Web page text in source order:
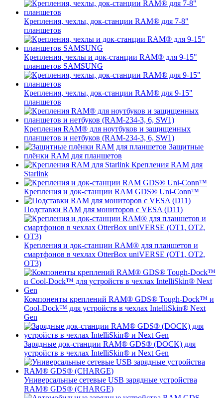
Крепления, чехлы, док-станции RAM® для 7-8"
планшетов
Крепления, чехлы и док-станции RAM® для 9-15"
планшетов SAMSUNG
Крепления, чехлы, док-станции RAM® для 9-15"
планшетов
Крепления RAM® для ноутбуков и защищенных
планшетов и нетбуков (RAM-234-3, 6, SW1)
Защитные
плёнки RAM для планшетов
Крепления RAM для
Starlink
Крепления и док-станции RAM GDS® Uni-Conn™
Подставки RAM для мониторов с VESA (D11)
Крепления и док-станции RAM® для планшетов и
смартфонов в чехлах OtterBox uniVERSE (OT1, OT2,
OT3)
Компоненты креплений RAM® GDS® Tough-Dock™ и
Cool-Dock™ для устройств в чехлах IntelliSkin® Next
Gen
Зарядные док-станции RAM® GDS® (DOCK) для
устройств в чехлах IntelliSkin® и Next Gen
Универсальные сетевые USB зарядные устройства
RAM® GDS® (CHARGE)